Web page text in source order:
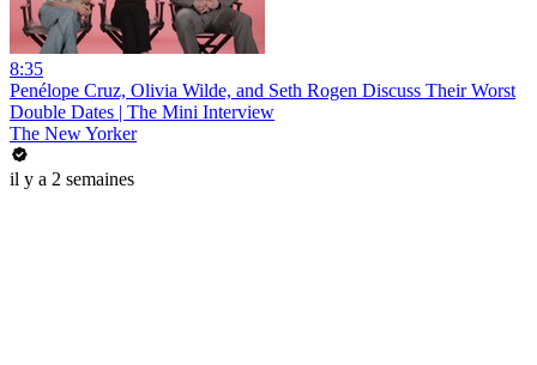
8:35
Penélope Cruz, Olivia Wilde, and Seth Rogen Discuss Their Worst
Double Dates | The Mini Interview
The New Yorker
il y a 2 semaines